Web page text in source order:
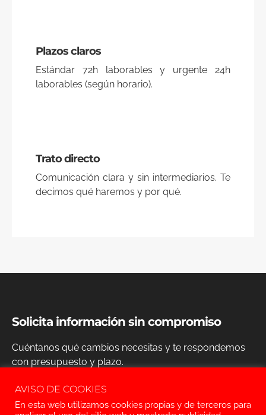
Plazos claros
Estándar 72h laborables y urgente 24h
laborables (según horario).
Trato directo
Comunicación clara y sin intermediarios. Te
decimos qué haremos y por qué.
Solicita información sin compromiso
Cuéntanos qué cambios necesitas y te respondemos
con presupuesto y plazo.
AVISO DE COOKIES
En esta web utilizamos cookies propias y de terceros para